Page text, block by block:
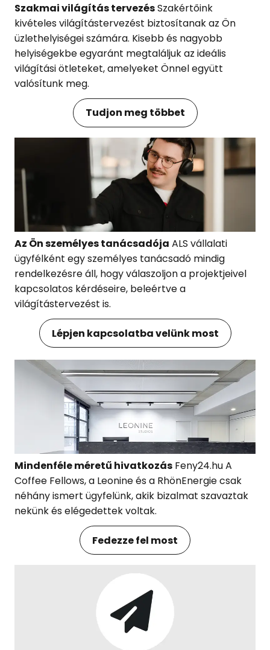
Szakmai világítás tervezésSzakértőink
kivételes világítástervezést biztosítanak az Ön
üzlethelyiségei számára. Kisebb és nagyobb
helyiségekbe egyaránt megtaláljuk az ideális
világítási ötleteket, amelyeket Önnel együtt
valósítunk meg.
Tudjon meg többet
Az Ön személyes tanácsadója ALS vállalati
ügyfélként egy személyes tanácsadó mindig
rendelkezésre áll, hogy válaszoljon a projektjeivel
kapcsolatos kérdéseire, beleértve a
világítástervezést is.
Lépjen kapcsolatba velünk most
Mindenféle méretű hivatkozás Feny24.hu A
Coffee Fellows, a Leonine és a RhönEnergie csak
néhány ismert ügyfelünk, akik bizalmat szavaztak
nekünk és elégedettek voltak.
Fedezze fel most